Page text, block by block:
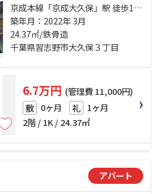
京成本線「京成大久保」駅 徒歩10
分 京成本線「実籾」駅 徒歩26分 総
武線「津田沼」駅 徒歩35分
築年月：2022年 3月
24.37㎡/鉄骨造
千葉県習志野市大久保３丁目
6.7万円 (管理費 11,000円)
敷 0ヶ月 礼 1ヶ月
2階 / 1K / 24.37㎡
アパート